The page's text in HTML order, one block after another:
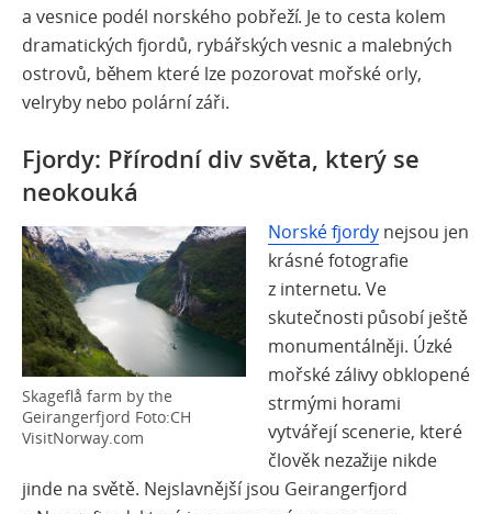
a vesnice podél norského pobřeží. Je to cesta kolem
dramatických fjordů, rybářských vesnic a malebných
ostrovů, během které lze pozorovat mořské orly,
velryby nebo polární záři.
Fjordy: Přírodní div světa, který se
neokouká
Skageflå farm by the
Geirangerfjord Foto:CH
VisitNorway.com
Norské fjordy nejsou jen
krásné fotografie
z internetu. Ve
skutečnosti působí ještě
monumentálněji. Úzké
mořské zálivy obklopené
strmými horami
vytvářejí scenerie, které
člověk nezažije nikde
jinde na světě. Nejslavnější jsou Geirangerfjord